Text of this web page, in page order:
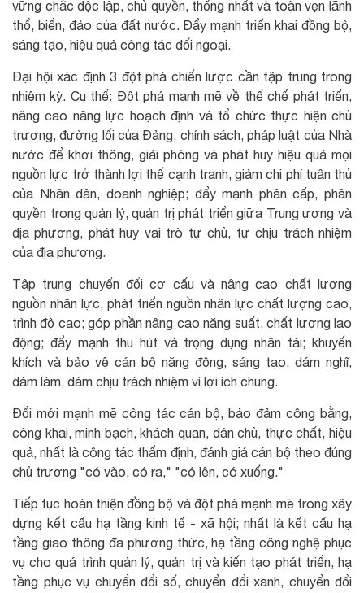
vững chắc độc lập, chủ quyền, thống nhất và toàn vẹn lãnh
thổ, biển, đảo của đất nước. Đẩy mạnh triển khai đồng bộ,
sáng tạo, hiệu quả công tác đối ngoại.
Đại hội xác định 3 đột phá chiến lược cần tập trung trong
nhiệm kỳ. Cụ thể: Đột phá mạnh mẽ về thể chế phát triển,
nâng cao năng lực hoạch định và tổ chức thực hiện chủ
trương, đường lối của Đảng, chính sách, pháp luật của Nhà
nước để khơi thông, giải phóng và phát huy hiệu quả mọi
nguồn lực trở thành lợi thế cạnh tranh, giảm chi phí tuân thủ
của Nhân dân, doanh nghiệp; đẩy mạnh phân cấp, phân
quyền trong quản lý, quản trị phát triển giữa Trung ương và
địa phương, phát huy vai trò tự chủ, tự chịu trách nhiệm
của địa phương.
Tập trung chuyển đổi cơ cấu và nâng cao chất lượng
nguồn nhân lực, phát triển nguồn nhân lực chất lượng cao,
trình độ cao; góp phần nâng cao năng suất, chất lượng lao
động; đẩy mạnh thu hút và trọng dụng nhân tài; khuyến
khích và bảo vệ cán bộ năng động, sáng tạo, dám nghĩ,
dám làm, dám chịu trách nhiệm vì lợi ích chung.
Đổi mới mạnh mẽ công tác cán bộ, bảo đảm công bằng,
công khai, minh bạch, khách quan, dân chủ, thực chất, hiệu
quả, nhất là công tác thẩm định, đánh giá cán bộ theo đúng
chủ trương "có vào, có ra," "có lên, có xuống."
Tiếp tục hoàn thiện đồng bộ và đột phá mạnh mẽ trong xây
dựng kết cấu hạ tầng kinh tế - xã hội; nhất là kết cấu hạ
tầng giao thông đa phương thức, hạ tầng công nghệ phục
vụ cho quá trình quản lý, quản trị và kiến tạo phát triển, hạ
tầng phục vụ chuyển đổi số, chuyển đổi xanh, chuyển đổi